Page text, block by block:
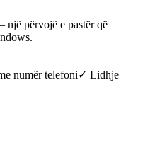
një përvojë e pastër që
numër telefoni✓ Lidhje